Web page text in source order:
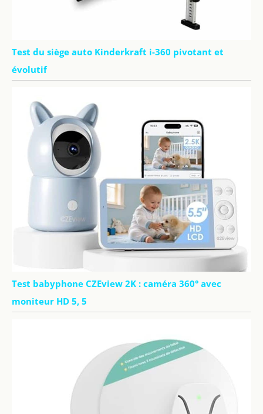
Test du siège auto Kinderkraft i-360 pivotant et
évolutif
Test babyphone CZEview 2K : caméra 360° avec
moniteur HD 5, 5